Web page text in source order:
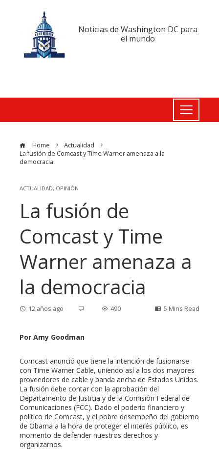
Noticias de Washington DC para
el mundo
Home
Actualidad
La fusión de Comcast y Time Warner amenaza a la
democracia
ACTUALIDAD, OPINIÓN
La fusión de
Comcast y Time
Warner amenaza a
la democracia
12 años ago 490 5 Mins Read
Por Amy Goodman
Comcast anunció que tiene la intención de fusionarse
con Time Warner Cable, uniendo así a los dos mayores
proveedores de cable y banda ancha de Estados Unidos.
La fusión debe contar con la aprobación del
Departamento de Justicia y de la Comisión Federal de
Comunicaciones (FCC). Dado el poderío financiero y
político de Comcast, y el pobre desempeño del gobierno
de Obama a la hora de proteger el interés público, es
momento de defender nuestros derechos y
organizarnos.